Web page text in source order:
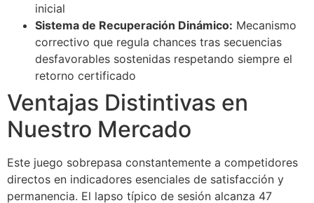
inicial
Sistema de Recuperación Dinámico: Mecanismo
correctivo que regula chances tras secuencias
desfavorables sostenidas respetando siempre el
retorno certificado
Ventajas Distintivas en
Nuestro Mercado
Este juego sobrepasa constantemente a competidores
directos en indicadores esenciales de satisfacción y
permanencia. El lapso típico de sesión alcanza 47